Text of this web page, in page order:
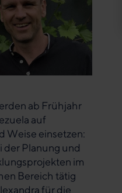
ab Frühjahr
auf
Weise einsetzen:
der Planung und
im
Bereich tätig
für die